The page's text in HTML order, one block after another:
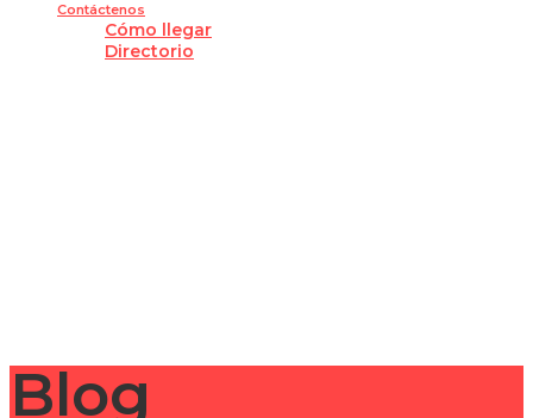
Contáctenos
Cómo llegar
Directorio
Blog